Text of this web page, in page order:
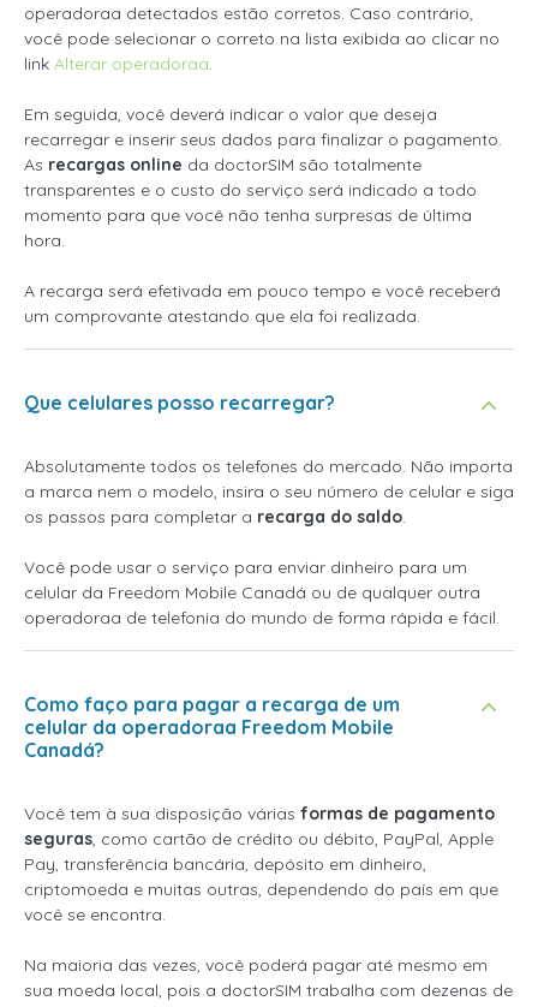
operadoraa detectados estão corretos. Caso contrário,
você pode selecionar o correto na lista exibida ao clicar no
link Alterar operadoraa.
Em seguida, você deverá indicar o valor que deseja
recarregar e inserir seus dados para finalizar o pagamento.
As recargas online da doctorSIM são totalmente
transparentes e o custo do serviço será indicado a todo
momento para que você não tenha surpresas de última
hora.
A recarga será efetivada em pouco tempo e você receberá
um comprovante atestando que ela foi realizada.
Que celulares posso recarregar?
Absolutamente todos os telefones do mercado. Não importa
a marca nem o modelo, insira o seu número de celular e siga
os passos para completar a recarga do saldo.
Você pode usar o serviço para enviar dinheiro para um
celular da Freedom Mobile Canadá ou de qualquer outra
operadoraa de telefonia do mundo de forma rápida e fácil.
Como faço para pagar a recarga de um
celular da operadoraa Freedom Mobile
Canadá?
Você tem à sua disposição várias formas de pagamento
seguras, como cartão de crédito ou débito, PayPal, Apple
Pay, transferência bancária, depósito em dinheiro,
criptomoeda e muitas outras, dependendo do país em que
você se encontra.
Na maioria das vezes, você poderá pagar até mesmo em
sua moeda local, pois a doctorSIM trabalha com dezenas de